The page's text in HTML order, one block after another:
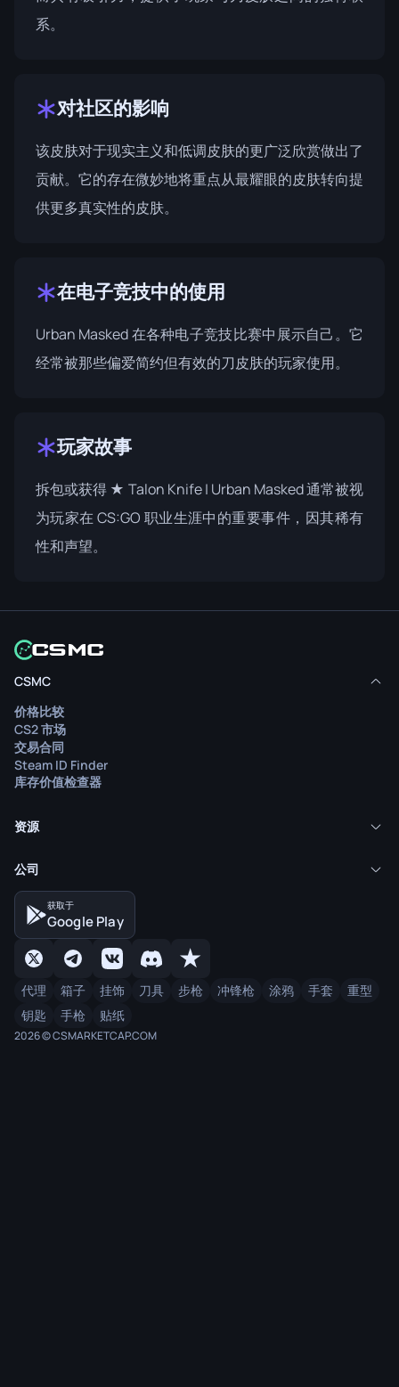
系。
对社区的影响
该皮肤对于现实主义和低调皮肤的更广泛欣赏做出了
贡献。它的存在微妙地将重点从最耀眼的皮肤转向提
供更多真实性的皮肤。
在电子竞技中的使用
Urban Masked 在各种电子竞技比赛中展示自己。它
经常被那些偏爱简约但有效的刀皮肤的玩家使用。
玩家故事
拆包或获得 ★ Talon Knife | Urban Masked 通常被视
为玩家在 CS:GO 职业生涯中的重要事件，因其稀有
性和声望。
CSMC
价格比较
CS2 市场
交易合同
Steam ID Finder
库存价值检查器
资源
公司
获取于
Google Play
代理 箱子 挂饰 刀具 步枪 冲锋枪 涂鸦 手套
重型
钥匙
手枪 贴纸
2026 © CSMARKETCAP.COM